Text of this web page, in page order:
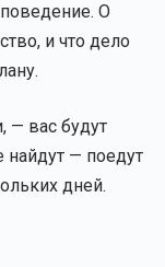
О
и что дело
— вас будут
найдут — поедут
дней.